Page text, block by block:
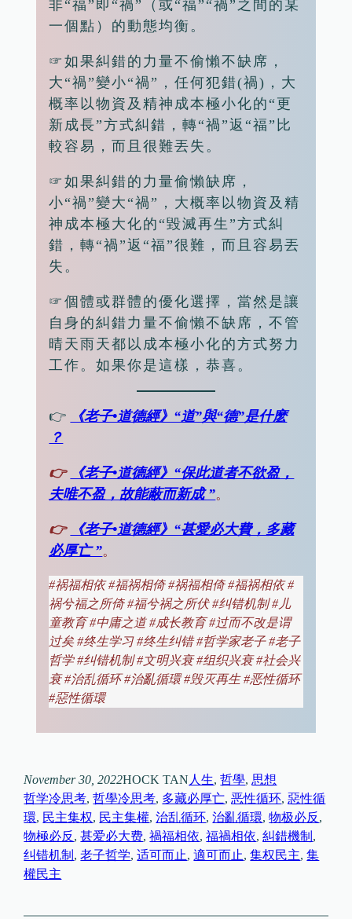
非“福”即“禍”（或“福”“禍”之間的某
一個點）的動態均衡。
☞如果糾錯的力量不偷懶不缺席，
大“禍”變小“禍”，任何犯錯(禍)，大
概率以物資及精神成本極小化的“更
新成長”方式糾錯，轉“禍”返“福”比
較容易，而且很難丟失。
☞如果糾錯的力量偷懶缺席，
小“禍”變大“禍”，大概率以物資及精
神成本極大化的“毀滅再生”方式糾
錯，轉“禍”返“福”很難，而且容易丟
失。
☞個體或群體的優化選擇，當然是讓
自身的糾錯力量不偷懶不缺席，不管
晴天雨天都以成本極小化的方式努力
工作。如果你是這樣，恭喜。
👉
《老子•道德經》“道”與“德”是什麽
？
👉
《老子•道德經》“保此道者不欲盈，
夫唯不盈，故能蔽而新成 ”。
👉
《老子•道德經》“甚愛必大費，多藏
必厚亡 ”。
#祸福相依 #福祸相倚 #祸福相倚 #福祸相依 #
祸兮福之所倚 #福兮祸之所伏 #纠错机制 #儿
童教育 #中庸之道 #成长教育 #过而不改是谓
过矣 #终生学习 #终生纠错 #哲学家老子 #老子
哲学 #纠错机制 #文明兴衰 #组织兴衰 #社会兴
衰 #治乱循环 #治亂循環 #毁灭再生 #恶性循环
#惡性循環
November 30, 2022HOCK TAN 人生, 哲學, 思想
哲学冷思考, 哲學冷思考, 多藏必厚亡, 恶性循环, 惡性循
環, 民主集权, 民主集權, 治乱循环, 治亂循環, 物极必反
物極必反 , 甚爱必大费, 禍福相依, 福禍相依, 糾錯機制
纠错机制 , 老子哲学, 适可而止, 適可而止, 集权民主, 集
權民主